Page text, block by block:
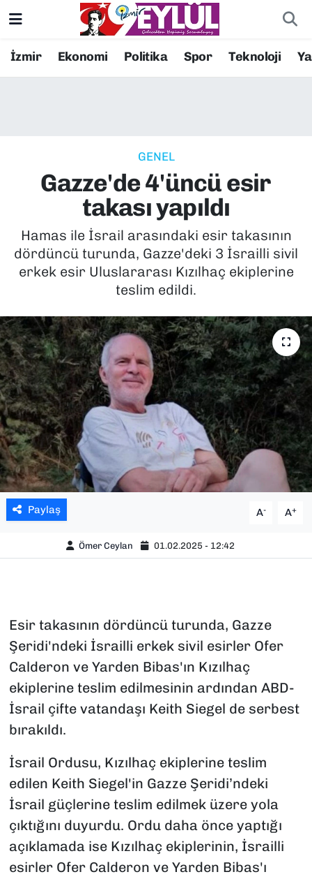
İzmir Ekonomi Politika Spor Teknoloji
GENEL
Gazze'de 4'üncü esir
takası yapıldı
Hamas ile İsrail arasındaki esir takasının
dördüncü turunda, Gazze'deki 3 İsrailli sivil
erkek esir Uluslararası Kızılhaç ekiplerine
teslim edildi.
Paylaş A- A+
Ömer Ceylan 01.02.2025 - 12:42
Esir takasının dördüncü turunda, Gazze
Şeridi'ndeki İsrailli erkek sivil esirler Ofer
Calderon ve Yarden Bibas'ın Kızılhaç
ekiplerine teslim edilmesinin ardından ABD-
İsrail çifte vatandaşı Keith Siegel de serbest
bırakıldı.
İsrail Ordusu, Kızılhaç ekiplerine teslim
edilen Keith Siegel'in Gazze Şeridi’ndeki
İsrail güçlerine teslim edilmek üzere yola
çıktığını duyurdu. Ordu daha önce yaptığı
açıklamada ise Kızılhaç ekiplerinin, İsrailli
esirler Ofer Calderon ve Yarden Bibas'ı
Resmi İlanlar
EKONOMİ
KÜLTÜR SANAT
MAGAZİN
SAĞLIK
SPOR
TEKNOLOJİ
YAŞAM
YEREL YÖNETİMLER
Konak Nöbetçi Eczaneler
Süper Lig Puan Durumu ve Fikstür
Tüm Manşetler
Son Dakika Haberleri
Haber Arşivi